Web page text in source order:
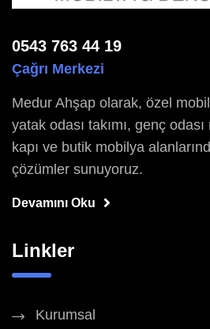
0543 763 44 19
Çağrı Merkezi
Medur Ahşap olarak, özel
yatak odası takımı, genç
kapı ve butik mobilya
çözümler sunuyoruz.
Devamını Oku
Linkler
Kurumsal